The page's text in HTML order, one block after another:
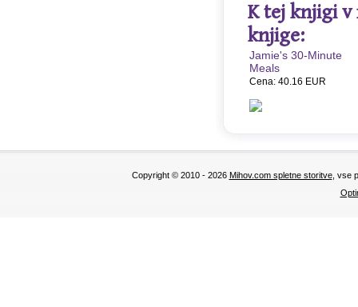
K tej knjigi v
knjige:
Jamie's 30-Minute
Meals
Cena: 40.16 EUR
Copyright © 2010 - 2026 Mihov.com spletne storitve, vse